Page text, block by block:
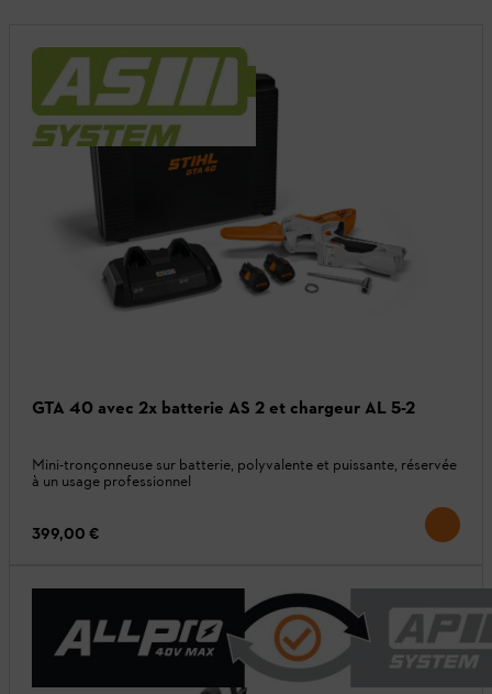
GTA 40 avec 2x batterie AS 2 et chargeur AL 5-2
Mini-tronçonneuse sur batterie, polyvalente et puissante, réservée
à un usage professionnel
399,00 €